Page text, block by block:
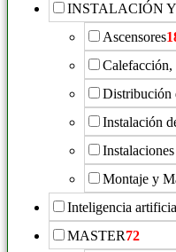
INSTALACIÓN
Ascensores
Distribución
Instalación
Montaje y
Inteligencia
MASTER72